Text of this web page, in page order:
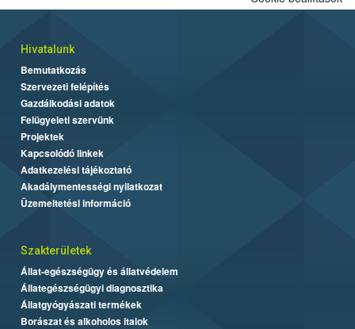
Hivatalunk
Bemutatkozás
Szervezeti felépítés
Gazdálkodási adatok
Felügyeleti szervünk
Projektek
Kapcsolódó linkek
Adatkezelési tájékoztató
Akadálymentességi nyilatkozat
Üzemeltetési információ
Szakterületek
Állat-egészségügy és állatvédelem
Állategészségügyi diagnosztika
Állatgyógyászati termékek
Borászat és alkoholos italok